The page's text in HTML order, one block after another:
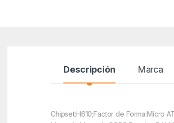
Descripción Marca
Chipset:H610;Factor de Forma:Micro